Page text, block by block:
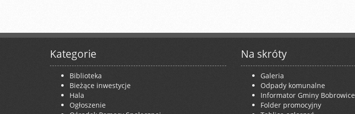
Kategorie
Biblioteka
Bieżące inwestycje
Hala
Ogłoszenie
Na skróty
Galeria
Odpady komunalne
Informator Gminy Bobrowice
Folder promocyjny